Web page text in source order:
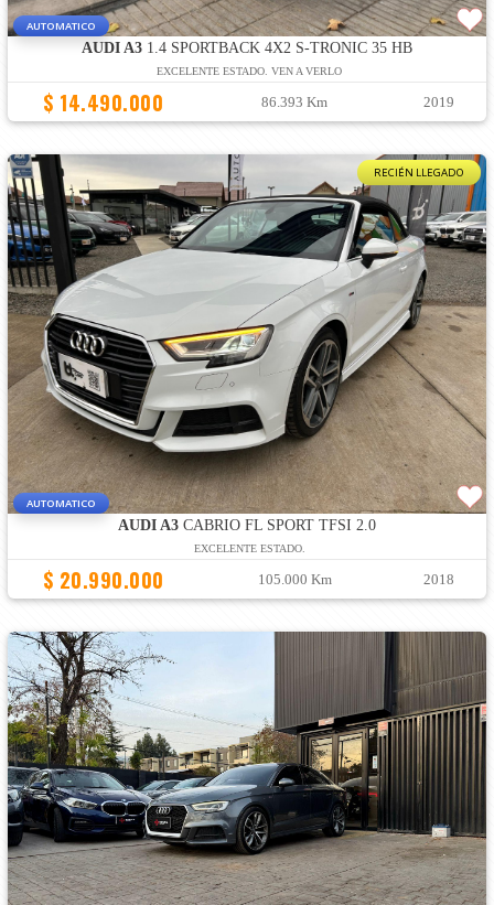
AUTOMATICO
AUDI A31.4 SPORTBACK 4X2 S-TRONIC 35 HB
EXCELENTE ESTADO. VEN A VERLO
$ 14.490.000 86.393 Km 2019
RECIÉN LLEGADO
AUTOMATICO
AUDI A3CABRIO FL SPORT TFSI 2.0
EXCELENTE ESTADO.
$ 20.990.000 105.000 Km 2018